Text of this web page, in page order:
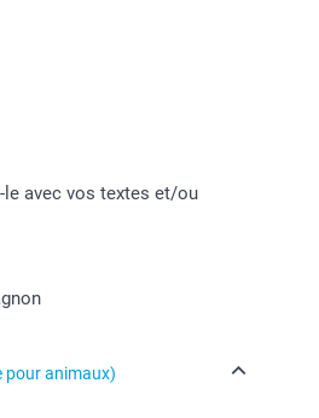
avec vos textes et/ou
pour animaux)